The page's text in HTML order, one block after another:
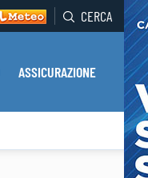
CERCA
ASSICURAZIONE